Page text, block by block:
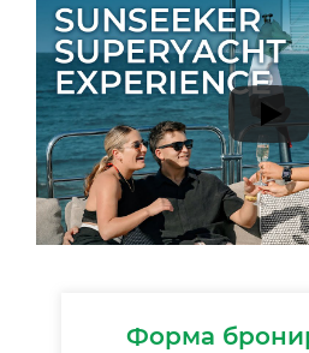
Форма